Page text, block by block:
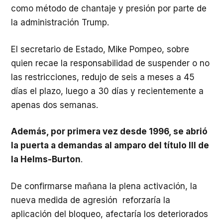
como método de chantaje y presión por parte de
la administración Trump.
El secretario de Estado, Mike Pompeo, sobre
quien recae la responsabilidad de suspender o no
las restricciones, redujo de seis a meses a 45
días el plazo, luego a 30 días y recientemente a
apenas dos semanas.
Además, por primera vez desde 1996, se abrió
la puerta a demandas al amparo del título III de
la Helms-Burton.
De confirmarse mañana la plena activación, la
nueva medida de agresión reforzaría la
aplicación del bloqueo, afectaría los deteriorados